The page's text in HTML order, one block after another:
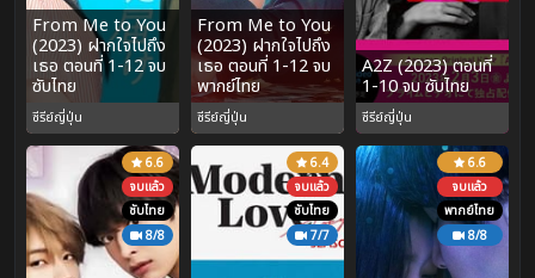
From Me to You
(2023) ฝากใจไปถึง
เธอ ตอนที่ 1-12 จบ
ซับไทย
ซีรีย์ญี่ปุ่น
From Me to You
(2023) ฝากใจไปถึง
เธอ ตอนที่ 1-12 จบ
พากย์ไทย
ซีรีย์ญี่ปุ่น
A2Z (2023) ตอนที่
1-10 จบ ซับไทย
ซีรีย์ญี่ปุ่น
6.6
จบแล้ว
ซับไทย
8/8
6.4
จบแล้ว
ซับไทย
7/7
6.6
จบแล้ว
พากย์ไทย
8/8